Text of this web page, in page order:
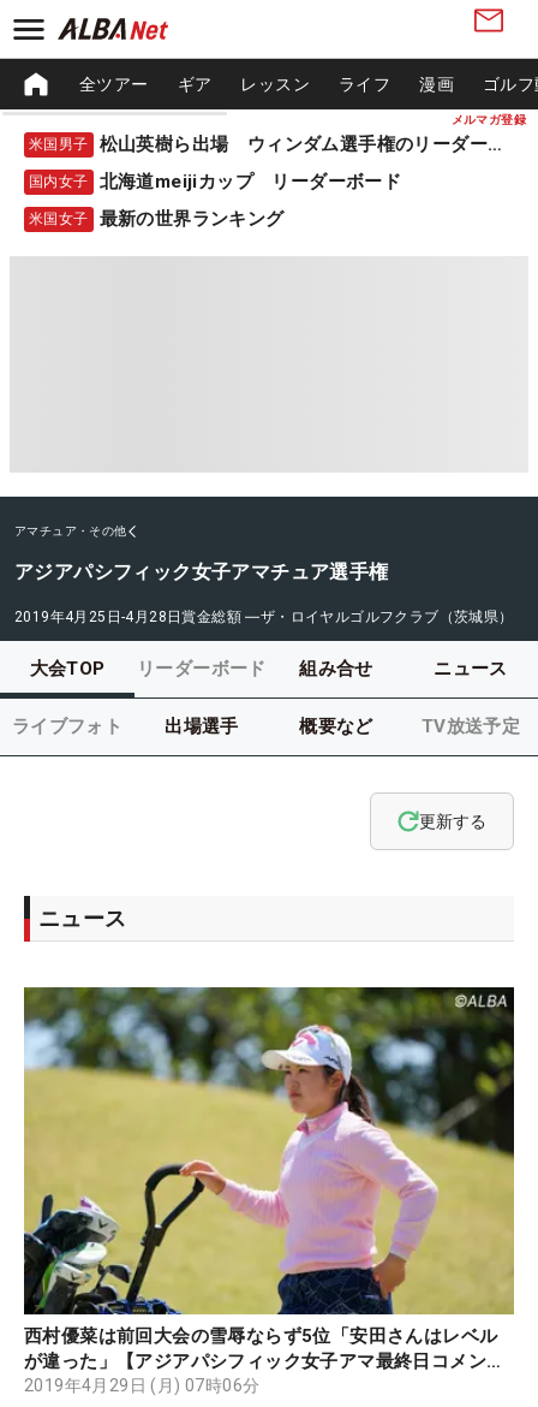
メルマガ登録
全ツアー ギア レッスン ライフ 漫画 ゴル
米国男子 松山英樹ら出場 ウィンダム選手権のリーダーボード
国内女子 北海道meijiカップ リーダーボード
米国女子 最新の世界ランキング
アマチュア・その他
アジアパシフィック女子アマチュア選手権
2019年4月25日-4月28日賞金総額 ―ザ・ロイヤルゴルフクラブ（茨城県）
大会TOP リーダーボード 組み合せ ニュース
ライブフォト 出場選手 概要など TV放送予定
更新する
ニュース
西村優菜は前回大会の雪辱ならず5位「安田さんはレベル
が違った」【アジアパシフィック女子アマ最終日コメント
集】
2019年4月29日 (月) 07時06分